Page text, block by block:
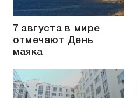
7 августа в мире
отмечают День
маяка